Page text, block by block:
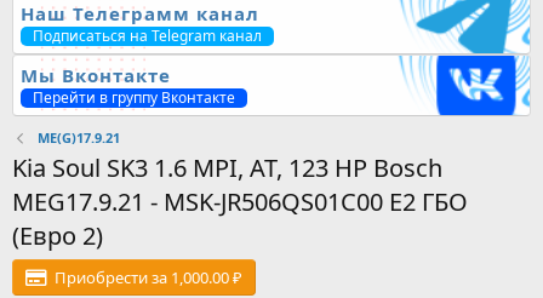
Наш Телеграмм канал
Подписаться на Telegram канал
Мы Вконтакте
Перейти в группу Вконтакте
ME(G)17.9.21
Kia Soul SK3 1.6 MPI, AT, 123 HP Bosch
MEG17.9.21 - MSK-JR506QS01C00 E2 ГБО
(Евро 2)
Приобрести за 1,000.00 ₽